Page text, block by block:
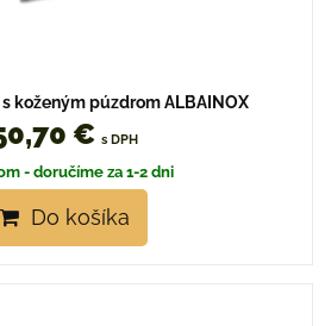
koženým púzdrom ALBAINOX
€ s DPH
- doručíme za 1-2 dni
Do košíka